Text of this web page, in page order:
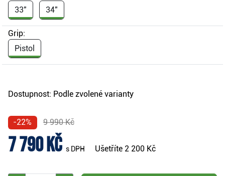
33"
34"
Grip:
Pistol
Dostupnost: Podle zvolené varianty
-22% 9 990 Kč
7 790 Kč s DPH Ušetříte 2 200 Kč